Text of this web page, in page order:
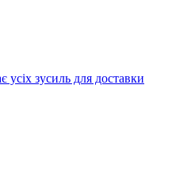
зусиль для доставки